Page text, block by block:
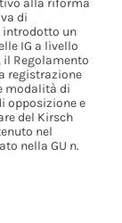
alla riforma
di
introdotto un
IG a livello
il Regolamento
registrazione
modalità di
opposizione e
del Kirsch
nel
nella GU n.